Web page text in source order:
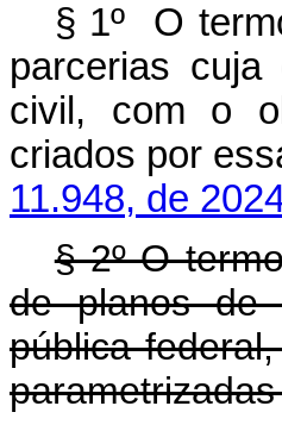
§ 1º O
parcerias
civil, com o
criados por
11.948, de
§ 2º O
de planos de
pública